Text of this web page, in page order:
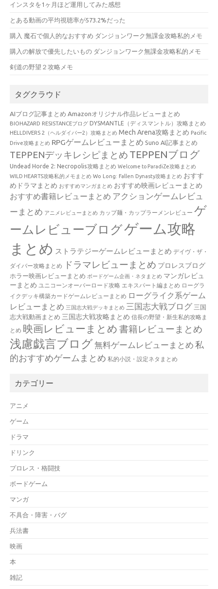
インスタを1ヶ月ほど運用してみた感想
とある動画の平均視聴率が573.2%だった
購入 魔石で個人的なおすすめ ダンジョンワーク無課金攻略私的メモ
購入の解放で優先したいもの ダンジョンワーク無課金攻略私的メモ
剣道の野望２攻略メモ
タグクラウド
AIブログ記事まとめ Amazonオリジナル作品レビューまとめ
BIOHAZARD RESISTANCEブログ DYSMANTLE（ディスマントル）攻略まとめ
HELLDIVERS 2（ヘルダイバー2）攻略まとめ Mech Arena攻略まとめ Pacific
Drive攻略まとめ RPGゲームレビューまとめ Suno AI記事まとめ
TEPPENデッキレシピまとめ TEPPENブログ
Undead Horde 2: Necropolis攻略まとめ Welcome to ParadiZe攻略まとめ
WILD HEARTS攻略私的メモまとめ Wo Long: Fallen Dynasty攻略まとめ おすす
めドラマまとめ おすすめマンガまとめ おすすめ映画レビューまとめ
おすすめ書籍レビューまとめ アクションゲームレビュ
ーまとめ アニメレビューまとめ カップ麺・カップラーメンレビュー ゲ
ームレビューブログゲーム攻略
まとめ ストラテジーゲームレビューまとめ デイヴ・ザ・
ダイバー攻略まとめ ドラマレビューまとめ プロレスブログ
ホラー映画レビューまとめ ボードゲーム企画・ネタまとめ マンガレビュ
ーまとめ ユニコーンオーバーロード攻略 エキスパート編まとめ ローグラ
イクデッキ構築カードゲームレビューまとめ ローグライク系ゲーム
レビューまとめ 三国志大戦デッキまとめ 三国志大戦ブログ 三国
志大戦動画まとめ 三国志大戦攻略まとめ 信長の野望・新生私的攻略ま
とめ 映画レビューまとめ 書籍レビューまとめ
浅慮戯言ブログ無料ゲームレビューまとめ 私
的おすすめゲームまとめ 私的小説・設定ネタまとめ
カテゴリー
アニメ
ゲーム
ドラマ
ドリンク
プロレス・格闘技
ボードゲーム
マンガ
不具合・障害・バグ
兵法書
映画
本
雑記